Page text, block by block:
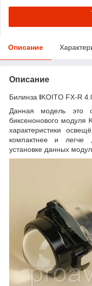
Описание
Описание
Билинза IKOITO FX-R
Данная модель это
биксенонового модуля
характеристики
компактнее и легче
установке данных